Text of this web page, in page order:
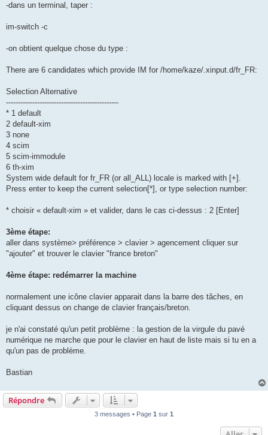
-dans un terminal, taper :
im-switch -c
-on obtient quelque chose du type :
There are 6 candidates which provide IM for /home/kaze/.xinput.d/fr_FR:
Selection Alternative
-----------------------------------------------
* 1 default
2 default-xim
3 none
4 scim
5 scim-immodule
6 th-xim
System wide default for fr_FR (or all_ALL) locale is marked with [+].
Press enter to keep the current selection[*], or type selection number:
* choisir « default-xim » et valider, dans le cas ci-dessus : 2 [Enter]
3ème étape:
aller dans système> préférence > clavier > agencement cliquer sur
"ajouter" et trouver le clavier "france breton"
4ème étape: redémarrer la machine
normalement une icône clavier apparait dans la barre des tâches, en
cliquant dessus on change de clavier français/breton.
je n'ai constaté qu'un petit problème : la gestion de la virgule du pavé
numérique ne marche que pour le clavier en haut de liste mais si tu en a
qu'un pas de problème.
Bastian
Répondre
3 messages • Page 1 sur 1